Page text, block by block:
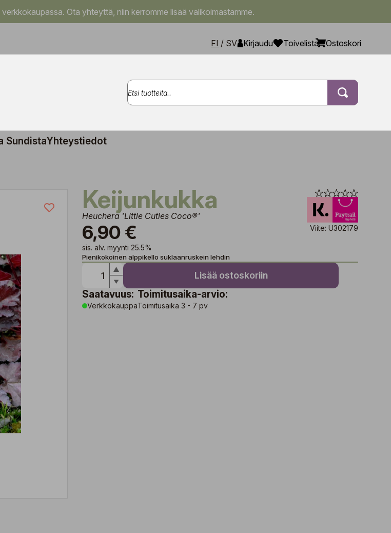
Ota yhteyttä, niin kerromme lisää valikoimastamme.
FI / SV Kirjaudu Toivelista Ostoskori
SundistaYhteystiedot
Keijunkukka
Heuchera 'Little Cuties Coco®'
6,90 €
sis. alv. myynti 25.5%
Viite: U302179
Pienikokoinen alppikello suklaanruskein lehdin
Lisää ostoskoriin
Saatavuus:
Verkkokauppa
Toimitusaika-arvio:
Toimitusaika 3 - 7 pv